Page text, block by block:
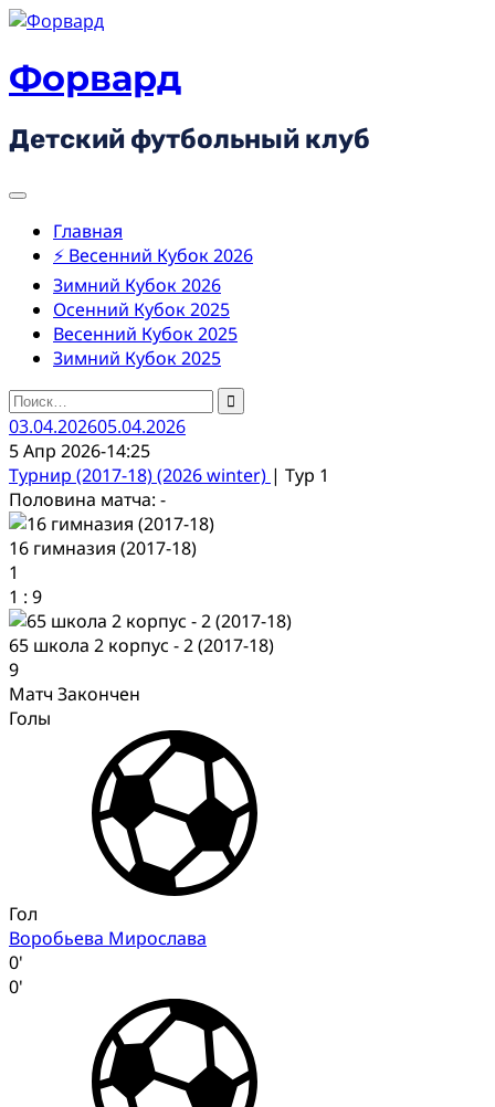
Skip
content
Форвард
Детский футбольный клуб
Главная
⚡ Весенний Кубок 2026
Зимний Кубок 2026
Осенний Кубок 2025
Весенний Кубок 2025
Зимний Кубок 2025
Найти:
03.04.202605.04.2026
5 Апр 2026-14:25
Турнир (2017-18) (2026 winter) | Тур 1
Половина матча: -
16 гимназия (2017-18)
1
1 : 9
65 школа 2 корпус - 2 (2017-18)
9
Матч Закончен
Голы
Гол
Воробьева Мирослава
0'
0'